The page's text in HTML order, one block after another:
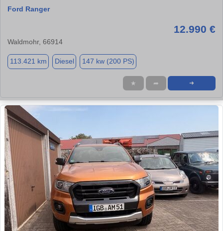
Ford Ranger
12.990 €
Waldmohr, 66914
113.421 km Diesel 147 kw (200 PS)
★ ➦ ➜